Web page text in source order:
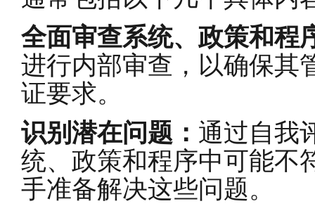
全面审查系统、政策和程
进行内部审查，以确保其
证要求。
识别潜在问题： 通过自我
统、政策和程序中可能不
手准备解决这些问题。